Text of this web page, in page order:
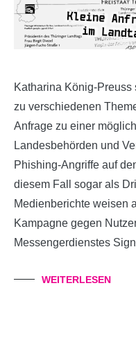
Katharina König-
zu verschiedenen
Anfrage zu einer
Landesbehörden und
Phishing-Angriffe auf
diesem Fall sogar als
Medienberichte weisen
Kampagne gegen
Messengerdienstes
WEITERLESEN